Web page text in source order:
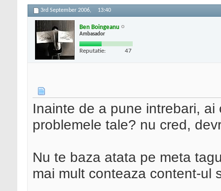
3rd September 2006, 13:40
Ben Boingeanu
Ambasador
Reputatie: 47
Inainte de a pune intrebari,
problemele tale? nu cred,
Nu te baza atata pe meta
mai mult conteaza content-ul